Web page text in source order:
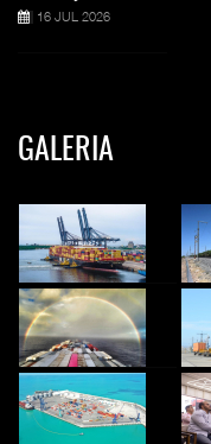
16 JUL 2026
GALERIA